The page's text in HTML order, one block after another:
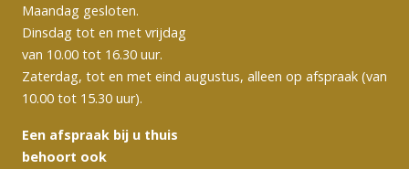
Maandag gesloten.
Dinsdag tot en met vrijdag
van 10.00 tot 16.30 uur.
Zaterdag, tot en met eind augustus, alleen op afspraak (van
10.00 tot 15.30 uur).
Een afspraak bij u thuis
behoort ook